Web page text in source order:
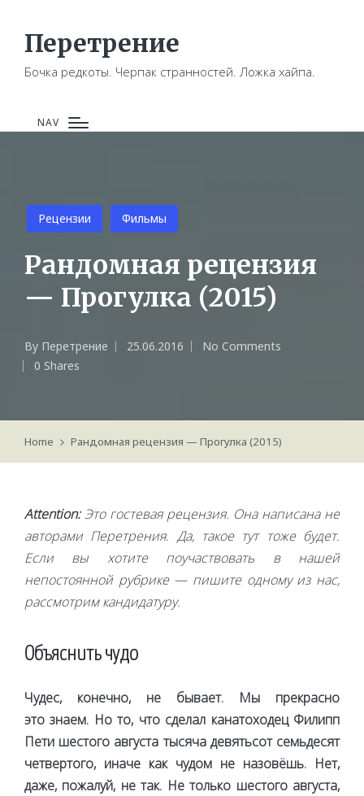
Перетрение
Бочка редкоты. Черпак странностей. Ложка хайпа.
NAV
Posted
in
Рецензии Фильмы
Рандомная рецензия
— Прогулка (2015)
Posted
by
By Перетрение 25.06.2016
No Comments
0 Shares
Home Рандомная рецензия — Прогулка (2015)
Attention:Это гостевая рецензия. Она написана не
авторами Перетрения. Да, такое тут тоже будет.
Если вы хотите поучаствовать в нашей
непостоянной рубрике — пишите одному из нас,
рассмотрим кандидатуру.
Объяснить чудо
Чудес, конечно, не бывает. Мы прекрасно
это знаем. Но то, что сделал канатоходец Филипп
Пети шестого августа тысяча девятьсот семьдесят
четвертого, иначе как чудом не назовёшь. Нет,
даже, пожалуй, не так. Не только шестого августа,